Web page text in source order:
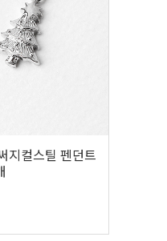
지컬스틸 펜던트